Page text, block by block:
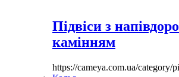
Підвіси з
камінням
https://cameya.com.ua/category/